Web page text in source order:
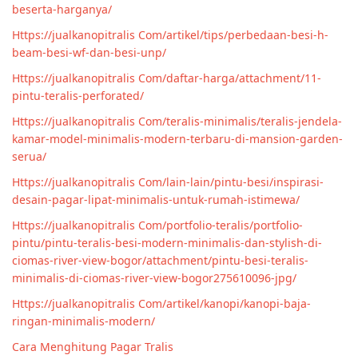
beserta-harganya/
Https://jualkanopitralis Com/artikel/tips/perbedaan-besi-h-
beam-besi-wf-dan-besi-unp/
Https://jualkanopitralis Com/daftar-harga/attachment/11-
pintu-teralis-perforated/
Https://jualkanopitralis Com/teralis-minimalis/teralis-jendela-
kamar-model-minimalis-modern-terbaru-di-mansion-garden-
serua/
Https://jualkanopitralis Com/lain-lain/pintu-besi/inspirasi-
desain-pagar-lipat-minimalis-untuk-rumah-istimewa/
Https://jualkanopitralis Com/portfolio-teralis/portfolio-
pintu/pintu-teralis-besi-modern-minimalis-dan-stylish-di-
ciomas-river-view-bogor/attachment/pintu-besi-teralis-
minimalis-di-ciomas-river-view-bogor275610096-jpg/
Https://jualkanopitralis Com/artikel/kanopi/kanopi-baja-
ringan-minimalis-modern/
Cara Menghitung Pagar Tralis